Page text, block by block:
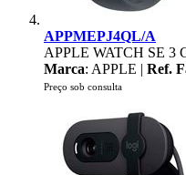
APPMEPJ4QL/A
APPLE WATCH SE
Marca: APPLE | Ref.
Preço sob consulta